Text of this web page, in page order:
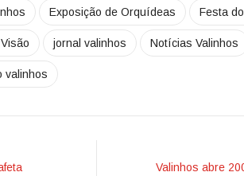
Exposição de Orquídeas Festa
jornal valinhos Notícias Valinhos
valinhos
Valinhos abre